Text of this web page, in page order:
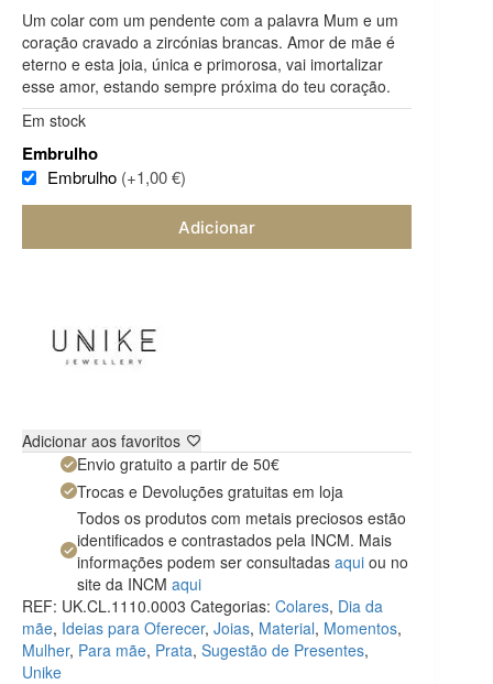
Um colar com um pendente com a palavra Mum e um
coração cravado a zircónias brancas. Amor de mãe é
eterno e esta joia, única e primorosa, vai imortalizar
esse amor, estando sempre próxima do teu coração.
Em stock
Embrulho
Embrulho (+1,00 €)
Adicionar
Adicionar aos favoritos
Envio gratuito a partir de 50€
Trocas e Devoluções gratuitas em loja
Todos os produtos com metais preciosos estão
identificados e contrastados pela INCM. Mais
informações podem ser consultadas aqui ou no
site da INCM aqui
REF: UK.CL.1110.0003 Categorias: Colares, Dia da
mãe, Ideias para Oferecer, Joias, Material, Momentos,
Mulher, Para mãe, Prata, Sugestão de Presentes,
Unike